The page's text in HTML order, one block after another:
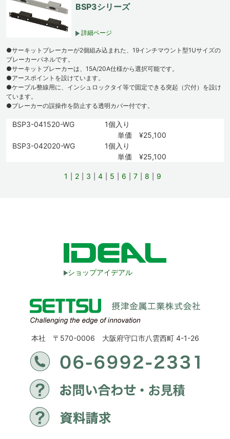
BSP3シリーズ
詳細ページ
●サーキットブレーカーが2個組み込まれた、19インチマウント型1Uサイズの
ブレーカーパネルです。
●サーキットブレーカーは、15A/20A仕様から選択可能です。
●アースポイントを設けています。
●ケーブル整線用に、インシュロックタイ等で固定できる突起（穴付）を設け
ています。
●ブレーカーの誤操作を防止する透明カバー付です。
BSP3-041520-WG
1個入り
単価 ¥25,100
BSP3-042020-WG
1個入り
単価 ¥25,100
1 2 3 4 5 6 7 8 9
ショップアイデアル
本社 〒570-0006 大阪府守口市八雲西町 4-1-26